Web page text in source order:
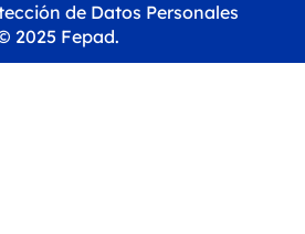
2025 Fepad.
de Datos Personales